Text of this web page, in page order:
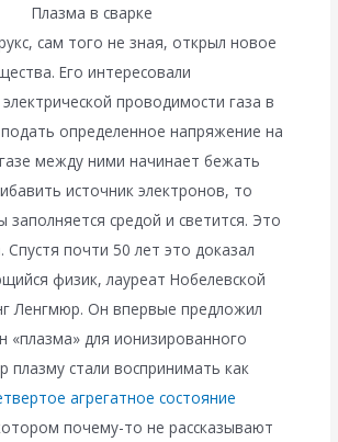
Плазма в сварке
сам того не зная, открыл новое
Его интересовали
проводимости газа в
подать определенное напряжение на
между ними начинает бежать
источник электронов, то
средой и светится. Это
Спустя почти 50 лет это доказал
физик, лауреат Нобелевской
Ленгмюр. Он впервые предложил
«плазма» для ионизированного
плазму стали воспринимать как
агрегатное состояние
почему-то не рассказывают